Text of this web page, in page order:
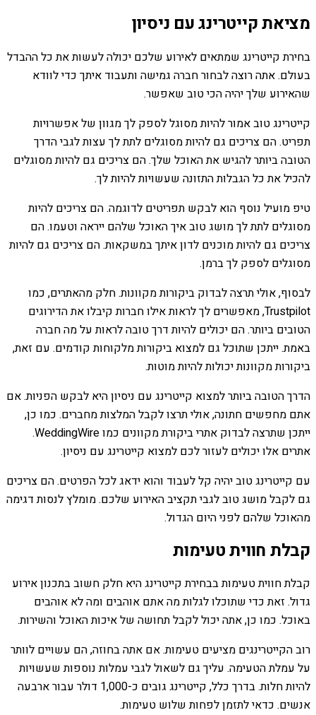
מציאת קייטרינג עם ניסיון
בחירת קייטרינג שמתאים לאירוע שלכם יכולה לעשות את כל ההבדל
בעולם. אתה רוצה לבחור חברה גמישה ותעבוד איתך כדי לוודא
שהאירוע שלך יהיה הכי טוב שאפשר.
קייטרינג טוב אמור להיות מסוגל לספק לך מגוון של אפשרויות
תפריט. הם צריכים גם להיות מסוגלים לתת לך עצות לגבי הדרך
הטובה ביותר להגיש את האוכל שלך. הם צריכים גם להיות מסוגלים
להכיל את כל הגבלות התזונה שעשויות להיות לך.
טיפ מועיל נוסף הוא לבקש תפריטים לדוגמה. הם צריכים להיות
מסוגלים לתת לך מושג טוב איך האוכל שלהם ייראה וטעמו. הם
צריכים גם להיות מוכנים לדון איתך במשקאות. הם צריכים גם להיות
מסוגלים לספק לך ברמן.
לבסוף, אולי תרצה לבדוק ביקורות מקוונות. חלק מהאתרים, כמו
Trustpilot, מאפשרים לך לראות אילו חברות קיבלו את הדירוגים
הטובים ביותר. הם יכולים להיות דרך טובה לראות על מה חברה
באמת. ייתכן שתוכל גם למצוא ביקורות מלקוחות קודמים. עם זאת,
ביקורות מקוונות יכולות להיות מוטות.
הדרך הטובה ביותר למצוא קייטרינג עם ניסיון היא לבקש הפניות. אם
אתם מחפשים חתונה, אולי תרצו לקבל המלצות מחברים. כמו כן,
ייתכן שתרצה לבדוק אתרי ביקורת מקוונים כמו WeddingWire.
אתרים אלו יכולים לעזור לכם למצוא קייטרינג עם ניסיון.
עם קייטרינג טוב יהיה קל לעבוד והוא ידאג לכל הפרטים. הם צריכים
גם לקבל מושג טוב לגבי תקציב האירוע שלכם. מומלץ לנסות דגימה
מהאוכל שלהם לפני היום הגדול.
קבלת חווית טעימות
קבלת חווית טעימות בבחירת קייטרינג היא חלק חשוב בתכנון אירוע
גדול. זאת כדי שתוכלו לגלות מה אתם אוהבים ומה לא אוהבים
באוכל. כמו כן, אתה יכול לקבל תחושה של איכות האוכל והשירות.
רוב הקייטרינגים מציעים טעימות. אם אתה בחוזה, הם עשויים לוותר
על עמלת הטעימה. עליך גם לשאול לגבי עמלות נוספות שעשויות
להיות חלות. בדרך כלל, קייטרינג גובים כ-1,000 דולר עבור ארבעה
אנשים. כדאי לתזמן לפחות שלוש טעימות.